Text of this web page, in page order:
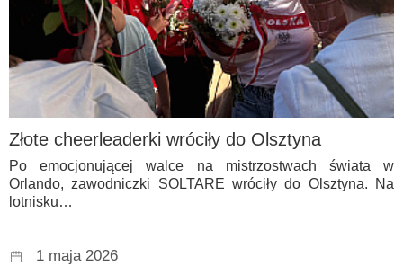
Złote cheerleaderki wróciły do Olsztyna
Po emocjonującej walce na mistrzostwach świata w
Orlando, zawodniczki SOLTARE wróciły do Olsztyna. Na
lotnisku…
1 maja 2026